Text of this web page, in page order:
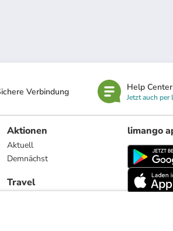
Verbindung Help Center
Jetzt auch per
Aktionen
Aktuell
Demnächst
Travel
limango